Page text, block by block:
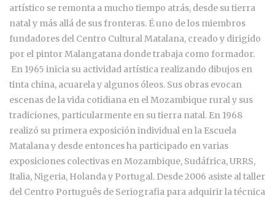
artístico se remonta a mucho tiempo atrás, desde su tierra
natal y más allá de sus fronteras. É uno de los miembros
fundadores del Centro Cultural Matalana, creado y dirigido
por el pintor Malangatana donde trabaja como formador.
En 1965 inicia su actividad artística realizando dibujos en
tinta china, acuarela y algunos óleos. Sus obras evocan
escenas de la vida cotidiana en el Mozambique rural y sus
tradiciones, particularmente en su tierra natal. En 1968
realizó su primera exposición individual en la Escuela
Matalana y desde entonces ha participado en varias
exposiciones colectivas en Mozambique, Sudáfrica, URRS,
Italia, Nigeria, Holanda y Portugal. Desde 2006 asiste al taller
del Centro Português de Seriografia para adquirir la técnica